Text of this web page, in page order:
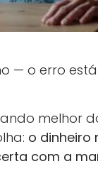
— o erro
melhor
o dinheiro
com a